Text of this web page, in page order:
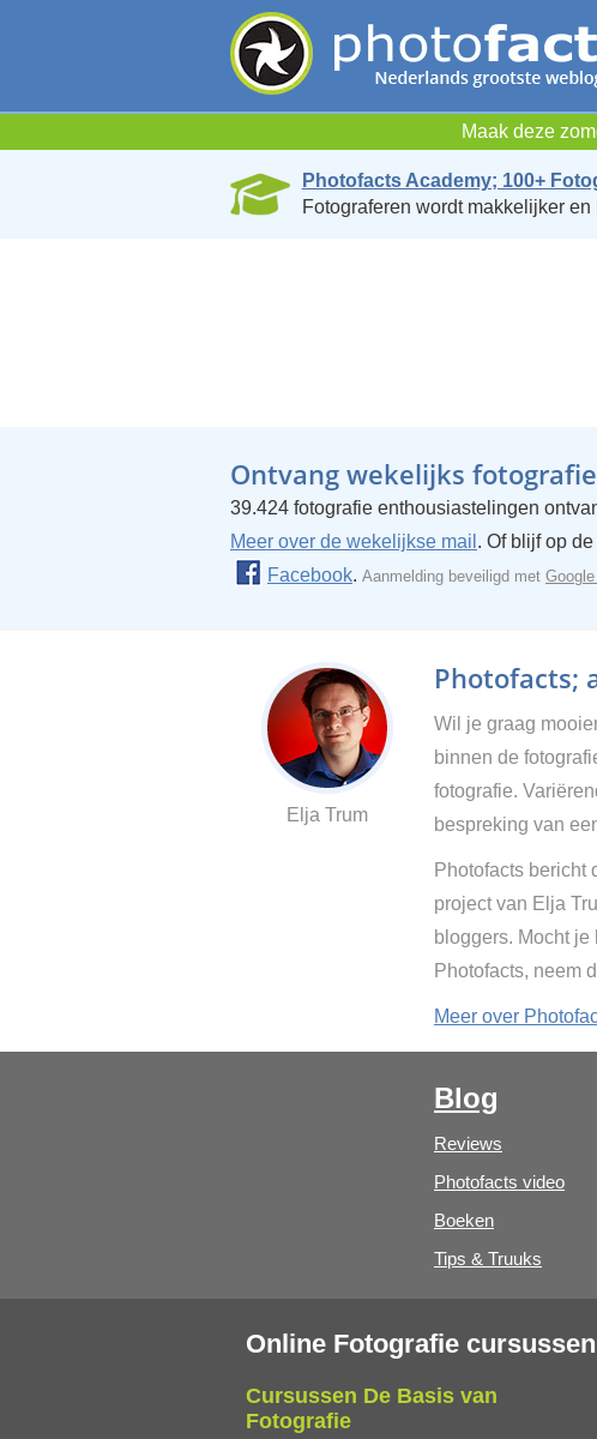
Maak deze
Photofacts Academy; 100+
Fotograferen wordt makkelijker en
Ontvang wekelijks
39.424 fotografie enthousiastelingen
Meer over de wekelijkse mail . Of blijf op
Facebook. Aanmelding beveiligd met
Elja Trum
Photofacts;
Wil je graag
binnen de
fotografie.
bespreking van
Photofacts bericht
project van Elja
bloggers. Mocht
Photofacts, neem
Meer over
Blog
Reviews
Photofacts video
Boeken
Tips & Truuks
Online Fotografie cursussen
Cursussen De Basis van
Fotografie